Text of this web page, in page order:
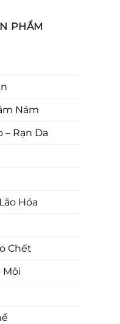
PHẨM
Nám
– Rạn Da
Hóa
Chết
Môi